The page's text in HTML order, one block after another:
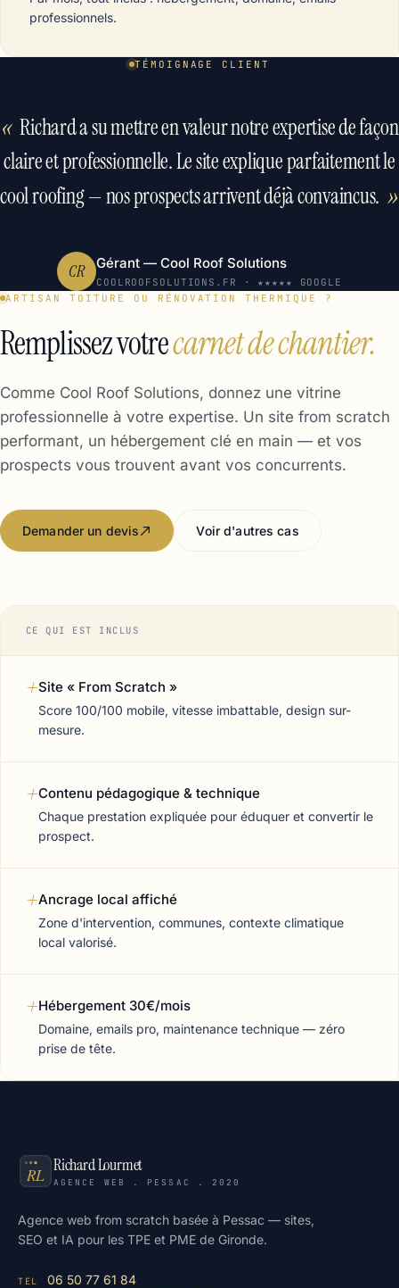
professionnels.
TÉMOIGNAGE CLIENT
« Richard a su mettre en valeur notre expertise de façon
claire et professionnelle. Le site explique parfaitement le
cool roofing — nos prospects arrivent déjà convaincus. »
CR Gérant — Cool Roof Solutions
COOLROOFSOLUTIONS.FR · ★★★★★ GOOGLE
ARTISAN TOITURE OU RÉNOVATION THERMIQUE ?
Remplissez votrecarnet de chantier.
Comme Cool Roof Solutions, donnez une vitrine
professionnelle à votre expertise. Un site from scratch
performant, un hébergement clé en main — et vos
prospects vous trouvent avant vos concurrents.
Demander un devis Voir d'autres cas
CE QUI EST INCLUS
+Site « From Scratch »
Score 100/100 mobile, vitesse imbattable, design sur-
mesure.
+Contenu pédagogique & technique
Chaque prestation expliquée pour éduquer et convertir le
prospect.
+Ancrage local affiché
Zone d'intervention, communes, contexte climatique
local valorisé.
+Hébergement 30€/mois
Domaine, emails pro, maintenance technique — zéro
prise de tête.
Richard Lourmet
AGENCE WEB . PESSAC . 2020
Agence web from scratch basée à Pessac — sites,
SEO et IA pour les TPE et PME de Gironde.
TEL 06 50 77 61 84